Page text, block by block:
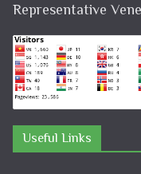
Representative
Useful Links